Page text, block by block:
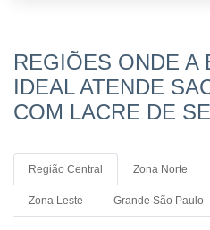
REGIÕES ONDE A
IDEAL ATENDE
COM LACRE DE
Região Central Zona Norte
Zona Leste Grande São Paulo